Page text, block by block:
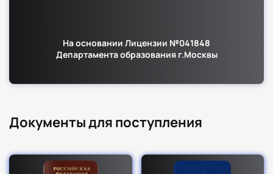
На основании Лицензии №041848
Департамента образования г.Москвы
Документы для поступления